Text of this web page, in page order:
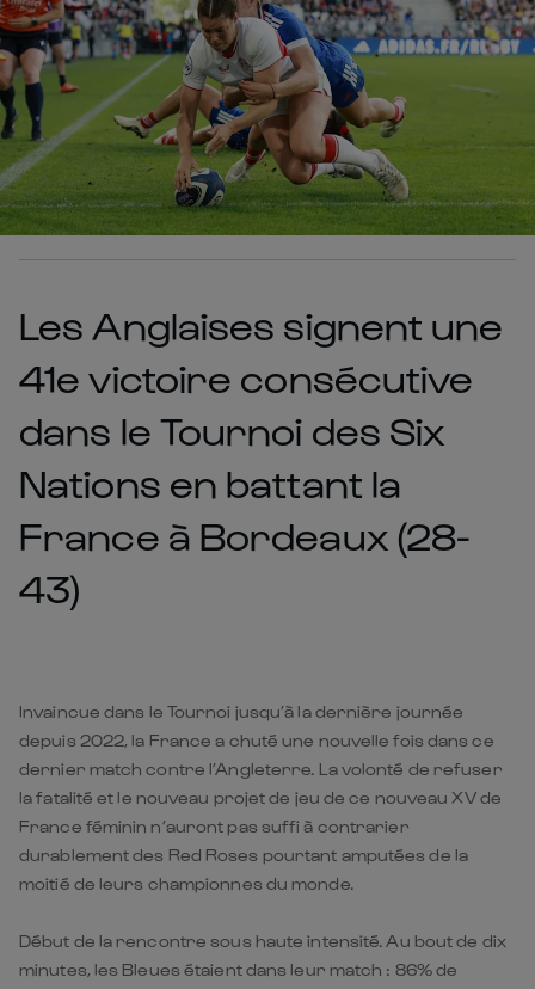
Les Anglaises signent une
41e victoire consécutive
dans le Tournoi des Six
Nations en battant la
France à Bordeaux (28-
43)
Invaincue dans le Tournoi jusqu’à la dernière journée
depuis 2022, la France a chuté une nouvelle fois dans ce
dernier match contre l’Angleterre. La volonté de refuser
la fatalité et le nouveau projet de jeu de ce nouveau XV de
France féminin n’auront pas suffi à contrarier
durablement des Red Roses pourtant amputées de la
moitié de leurs championnes du monde.
Début de la rencontre sous haute intensité. Au bout de dix
minutes, les Bleues étaient dans leur match : 86% de